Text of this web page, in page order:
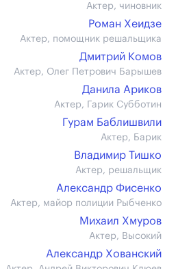
Актер, чиновник
Роман Хеидзе
Актер, помощник решальщика
Дмитрий Комов
Актер, Олег Петрович Барышев
Данила Ариков
Актер, Гарик Субботин
Гурам Баблишвили
Актер, Барик
Владимир Тишко
Актер, решальщик
Александр Фисенко
Актер, майор полиции Рыбченко
Михаил Хмуров
Актер, Высокий
Александр Хованский